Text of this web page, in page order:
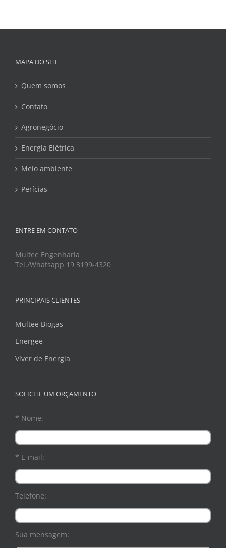
MAPA DO SITE
Quem somos
Contato
Agronegócio
Energia Elétrica
Meio ambiente
Perícias
ENTRE EM CONTATO
Multee Engenharia
Tel./Whatsapp 19 3199-4320
PRINCIPAIS CLIENTES
Multee Biogas
Energee
Viver de Energia
SOLICITE UM ORÇAMENTO
* Nome:
* E-mail:
Telefone:
Sua mensagem: